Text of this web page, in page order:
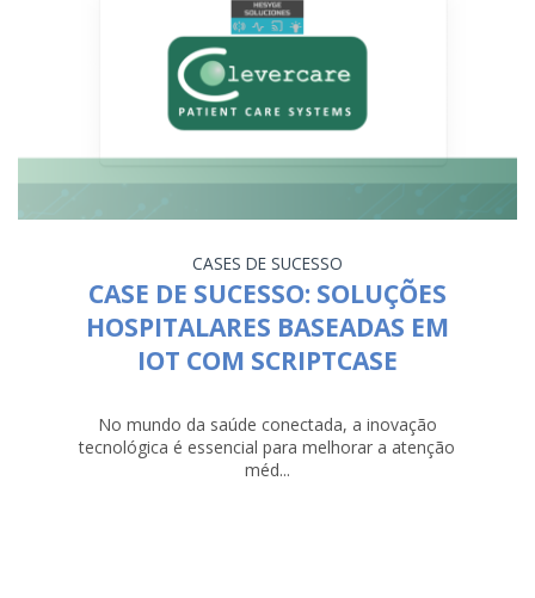
CASES DE SUCESSO
CASE DE SUCESSO: SOLUÇÕES
HOSPITALARES BASEADAS EM
IOT COM SCRIPTCASE
No mundo da saúde conectada, a inovação
tecnológica é essencial para melhorar a atenção
méd...